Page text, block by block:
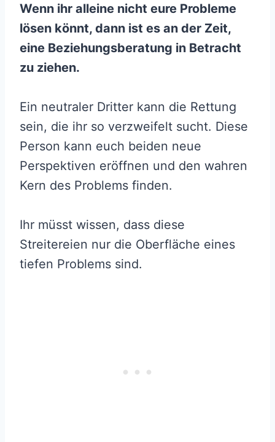
Wenn ihr alleine nicht eure Probleme
lösen könnt, dann ist es an der Zeit,
eine Beziehungsberatung in Betracht
zu ziehen.
Ein neutraler Dritter kann die Rettung
sein, die ihr so verzweifelt sucht. Diese
Person kann euch beiden neue
Perspektiven eröffnen und den wahren
Kern des Problems finden.
Ihr müsst wissen, dass diese
Streitereien nur die Oberfläche eines
tiefen Problems sind.